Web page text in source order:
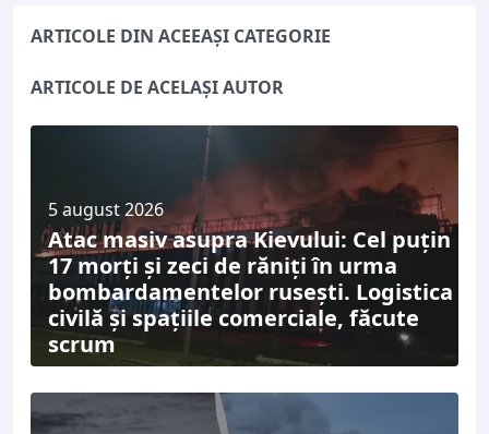
ARTICOLE DIN ACEEAȘI CATEGORIE
ARTICOLE DE ACELAȘI AUTOR
5 august 2026
Atac masiv asupra Kievului: Cel puțin
17 morți și zeci de răniți în urma
bombardamentelor rusești. Logistica
civilă și spațiile comerciale, făcute
scrum